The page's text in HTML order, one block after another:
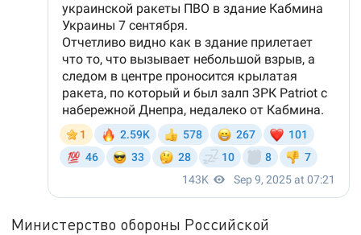
Министерство обороны Российской